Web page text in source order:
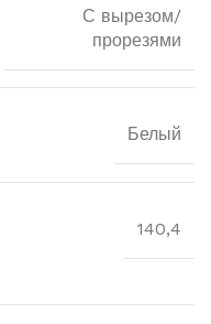
С вырезом/
прорезями
Белый
140,4